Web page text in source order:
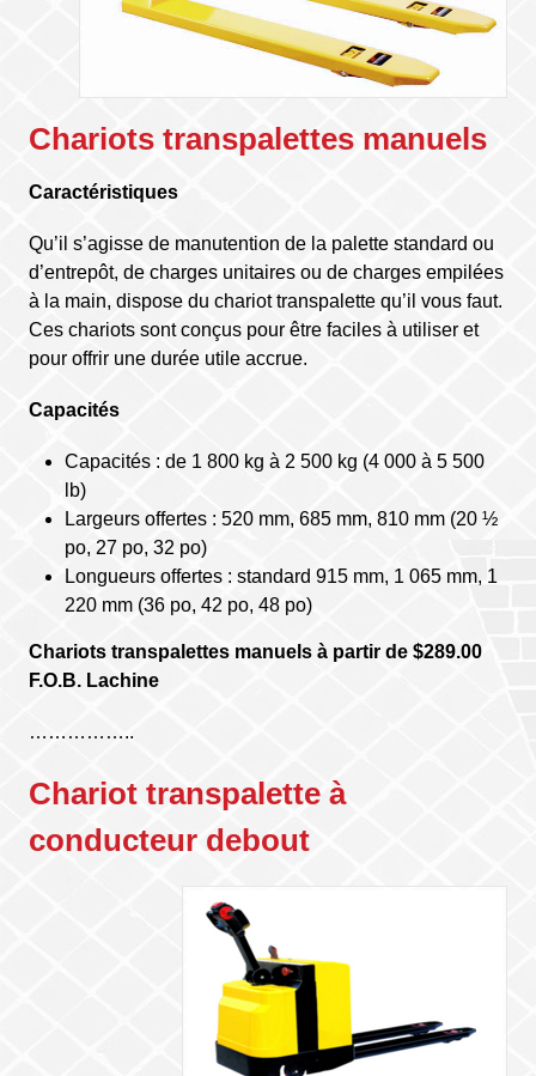
Chariots transpalettes manuels
Caractéristiques
Qu’il s’agisse de manutention de la palette standard ou
d’entrepôt, de charges unitaires ou de charges empilées
à la main, dispose du chariot transpalette qu’il vous faut.
Ces chariots sont conçus pour être faciles à utiliser et
pour offrir une durée utile accrue.
Capacités
Capacités : de 1 800 kg à 2 500 kg (4 000 à 5 500
lb)
Largeurs offertes : 520 mm, 685 mm, 810 mm (20 ½
po, 27 po, 32 po)
Longueurs offertes : standard 915 mm, 1 065 mm, 1
220 mm (36 po, 42 po, 48 po)
Chariots transpalettes manuels à partir de $289.00
F.O.B. Lachine
……………..
Chariot transpalette à
conducteur debout